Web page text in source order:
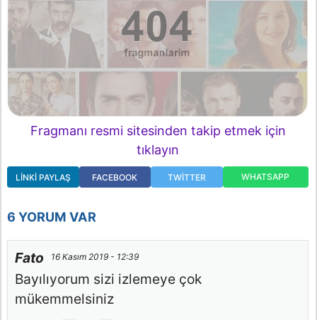
Fragmanı resmi sitesinden takip etmek için
tıklayın
LINKI PAYLAŞ FACEBOOK TWITTER WHATSAPP
6 YORUM VAR
Fato 16 Kasım 2019 - 12:39
Bayılıyorum sizi izlemeye çok
mükemmelsiniz